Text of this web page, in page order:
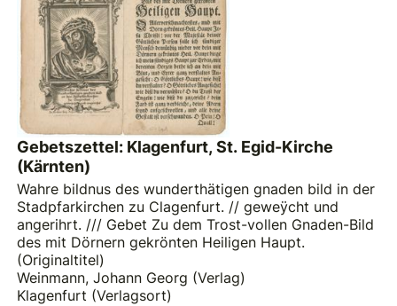
Gebetszettel: Klagenfurt, St. Egid-Kirche
(Kärnten)
Wahre bildnus des wunderthätigen gnaden bild in der
Stadpfarkirchen zu Clagenfurt. // geweÿcht und
angerihrt. /// Gebet Zu dem Trost-vollen Gnaden-Bild
des mit Dörnern gekrönten Heiligen Haupt.
(Originaltitel)
Weinmann, Johann Georg (Verlag)
Klagenfurt (Verlagsort)